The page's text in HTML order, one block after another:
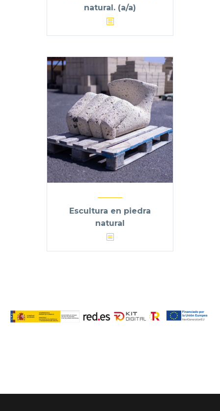
natural. (a/a)
Escultura en piedra
natural